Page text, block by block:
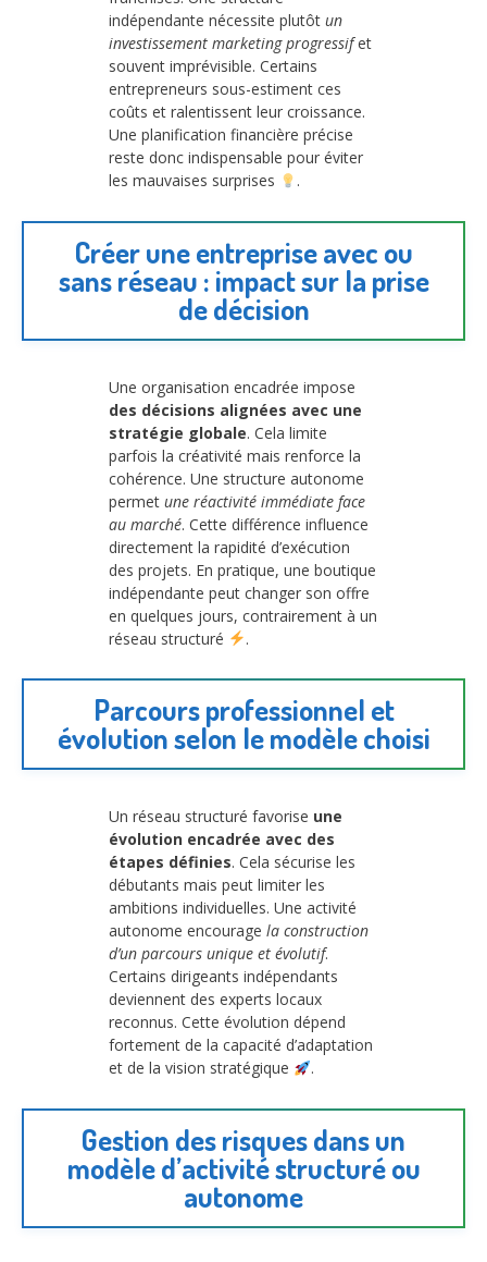
indépendante nécessite plutôt un
investissement marketing progressifet
souvent imprévisible. Certains
entrepreneurs sous-estiment ces
coûts et ralentissent leur croissance.
Une planification financière précise
reste donc indispensable pour éviter
les mauvaises surprises
.
Créer une entreprise avec ou
sans réseau : impact sur la prise
de décision
Une organisation encadrée impose
des décisions alignées avec une
stratégie globale. Cela limite
parfois la créativité mais renforce la
cohérence. Une structure autonome
permet une réactivité immédiate face
au marché. Cette différence influence
directement la rapidité d’exécution
des projets. En pratique, une boutique
indépendante peut changer son offre
en quelques jours, contrairement à un
réseau structuré
.
Parcours professionnel et
évolution selon le modèle choisi
Un réseau structuré favorise une
évolution encadrée avec des
étapes définies. Cela sécurise les
débutants mais peut limiter les
ambitions individuelles. Une activité
autonome encourage la construction
d’un parcours unique et évolutif.
Certains dirigeants indépendants
deviennent des experts locaux
reconnus. Cette évolution dépend
fortement de la capacité d’adaptation
et de la vision stratégique
.
Gestion des risques dans un
modèle d’activité structuré ou
autonome